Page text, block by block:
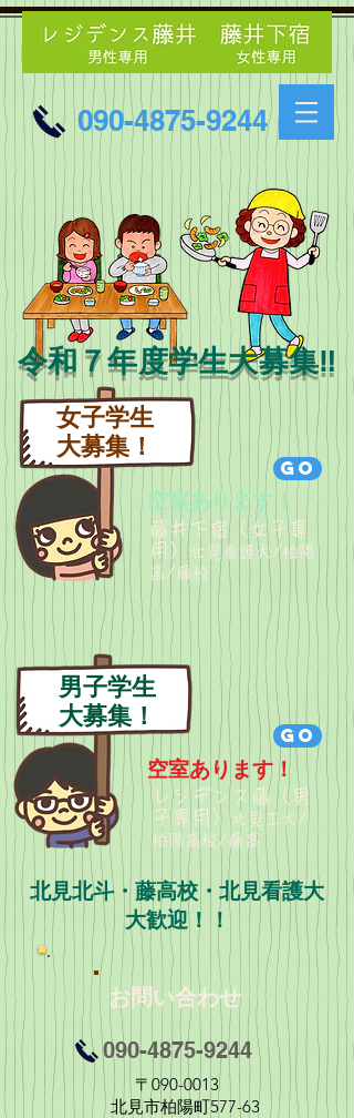
090-4875-9244
令和７年度学生大募集‼
女子学生
大募集！
藤井下宿（女子専
用）
北 見看護大/柏陽
高/藤校
GO
​空室あります！
男子学生
大募集！
レジデンス藤 （男
子専用）北見工大/
柏陽高校/藤高
GO
空室あります！
北見北斗・藤高校・北見看護大
​大歓迎！！
お問い合わせ
090-4875-9244
〒090-0013
北見市柏陽町577-63